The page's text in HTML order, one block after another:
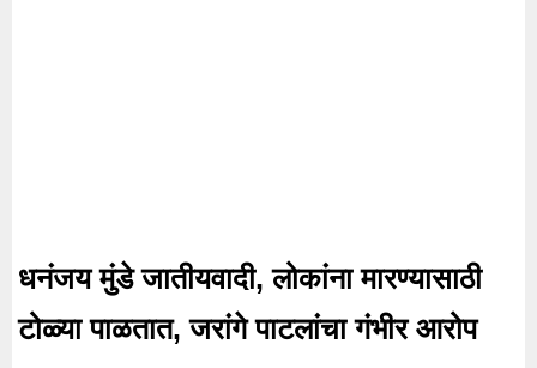
धनंजय मुंडे जातीयवादी, लोकांना मारण्यासाठी
टोळ्या पाळतात, जरांगे पाटलांचा गंभीर आरोप